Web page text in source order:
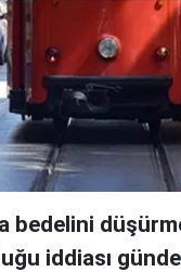
bedelini
iddiası